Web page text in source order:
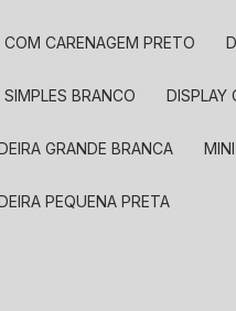
COM CARENAGEM PRETO
SIMPLES BRANCO
GRANDE BRANCA
PEQUENA PRETA